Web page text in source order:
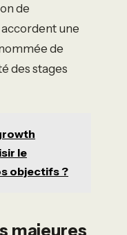
de
une
de
des stages
le
objectifs ?
majeures